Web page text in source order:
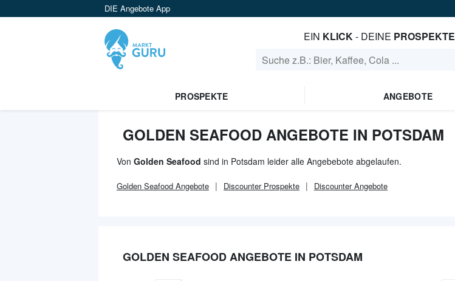
DIE Angebote App
EIN KLICK- DEINE PROSPEKTE
PROSPEKTE ANGEBOTE
GOLDEN SEAFOOD ANGEBOTE IN POTSDAM
Von Golden Seafood sind in Potsdam leider alle Angebebote abgelaufen.
Golden Seafood Angebote DiscounterProspekte DiscounterAngebote
GOLDEN SEAFOOD ANGEBOTE IN POTSDAM